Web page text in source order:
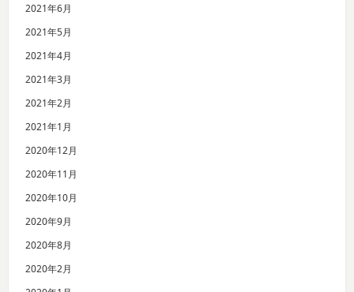
2021年6月
2021年5月
2021年4月
2021年3月
2021年2月
2021年1月
2020年12月
2020年11月
2020年10月
2020年9月
2020年8月
2020年2月